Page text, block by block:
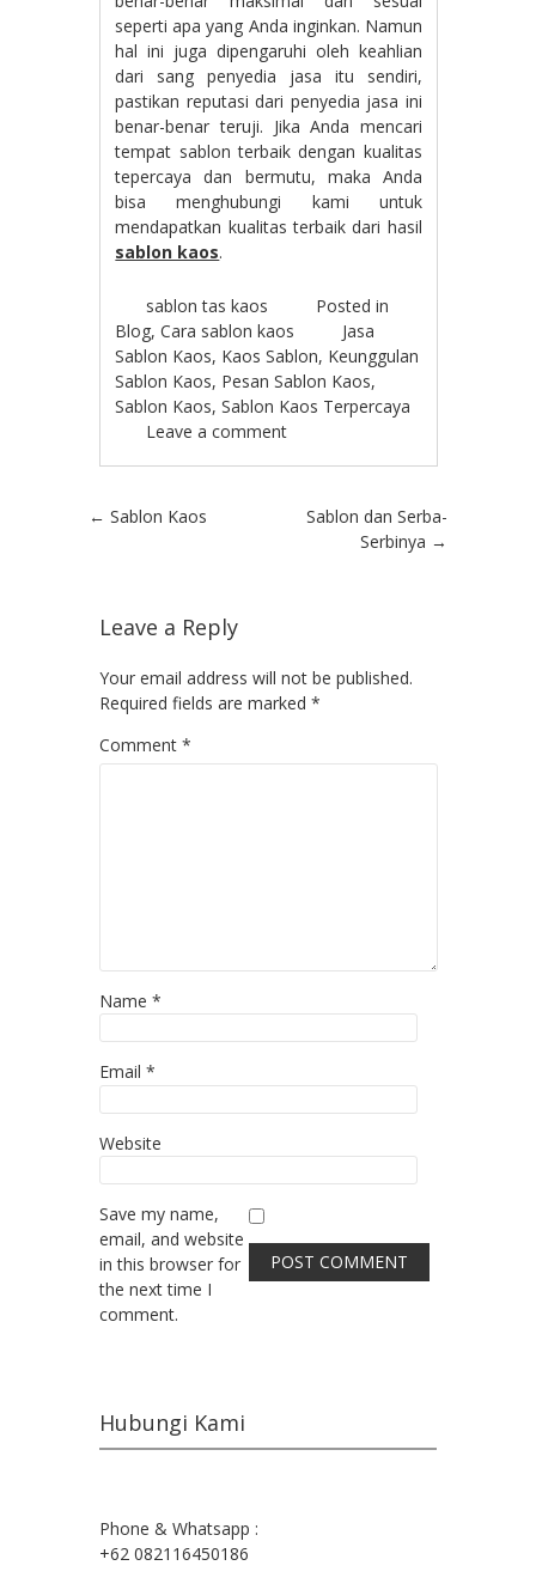
seperti apa yang Anda inginkan. Namun
hal ini juga dipengaruhi oleh keahlian
dari sang penyedia jasa itu sendiri,
pastikan reputasi dari penyedia jasa ini
benar-benar teruji. Jika Anda mencari
tempat sablon terbaik dengan kualitas
tepercaya dan bermutu, maka Anda
bisa menghubungi kami untuk
mendapatkan kualitas terbaik dari hasil
sablon kaos.
sablon tas kaos
Posted in
Blog,Cara sablon kaos
Jasa
Sablon Kaos, Kaos Sablon, Keunggulan
Sablon Kaos, Pesan Sablon Kaos,
Sablon Kaos,Sablon Kaos Terpercaya
Leave a comment
Post navigation
← Sablon Kaos
Sablon dan Serba-
Serbinya →
Leave a Reply
Your email address will not be published.
Required fields are marked *
Comment *
Name *
Email *
Website
Save my name,
email, and website
in this browser for
the next time I
comment.
Hubungi Kami
Phone & Whatsapp :
+62 082116450186